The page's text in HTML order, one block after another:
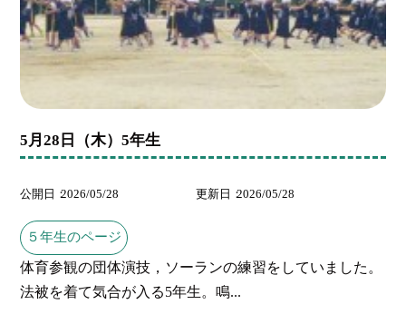
5月28日（木）5年生
公開日 2026/05/28 更新日 2026/05/28
５年生のページ
体育参観の団体演技，ソーランの練習をしていました。
法被を着て気合が入る5年生。鳴...